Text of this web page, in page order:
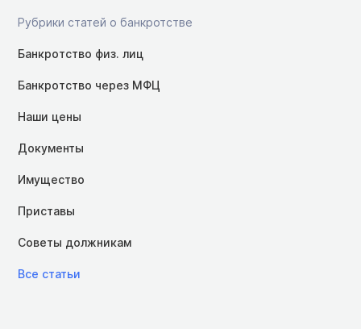
Рубрики статей о банкротстве
Банкротство физ. лиц
Банкротство через МФЦ
Наши цены
Документы
Имущество
Приставы
Советы должникам
Все статьи